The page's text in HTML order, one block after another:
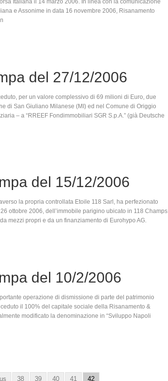
Italiana il 14 marzo 2006. In linea con la comunicazione
e Assonime in data 16 novembre 2006, Risanamento
del 27/12/2006
per un valore complessivo di 69 milioni di Euro, due
di San Giuliano Milanese (MI) ed nel Comune di Origgio
– a “RREEF Fondimmobiliari SGR S.p.A.” (già Deutsche
del 15/12/2006
la propria controllata Etoile 118 Sarl, ha perfezionato
ottobre 2006, dell’immobile parigino ubicato in 118 Champs
mezzi propri e da un finanziamento di Eurohypo AG.
del 10/2/2006
operazione di dismissione di parte del patrimonio
il 100% del capitale sociale della Risanamento &
modificato la denominazione in “Sviluppo Napoli
38 39 40 41 42